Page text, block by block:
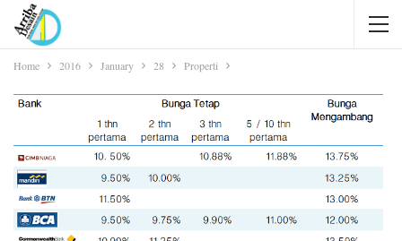
Home 2016 January 28 Properti